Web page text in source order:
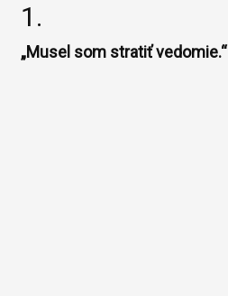
1.
„Musel som stratiť vedomie.“